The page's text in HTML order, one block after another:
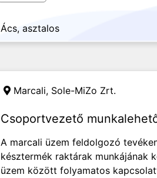
Ács, asztalos
Marcali, Sole-MiZo Zrt.
Csoportvezető
A marcali üzem feldolgozó
késztermék raktárak munkájának
üzem között folyamatos